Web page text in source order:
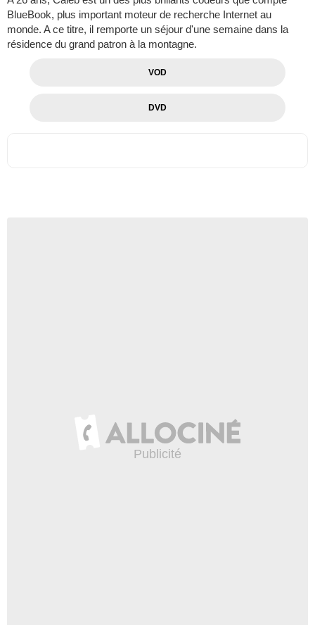
BlueBook, plus important moteur de recherche Internet au
monde. A ce titre, il remporte un séjour d'une semaine dans la
résidence du grand patron à la montagne.
VOD
DVD